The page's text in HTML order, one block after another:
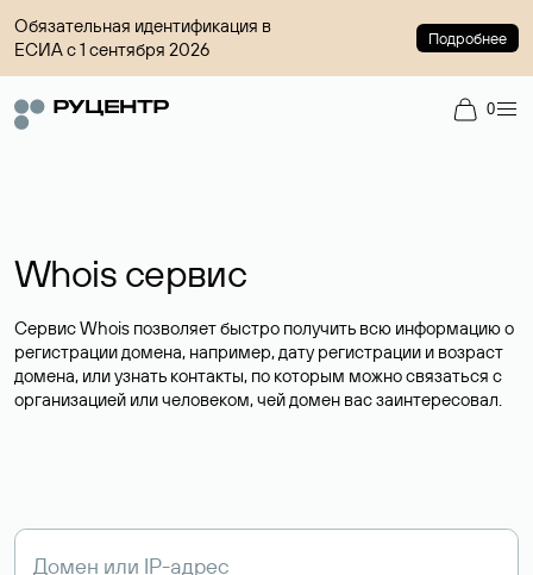
Обязательная идентификация в
ЕСИА с 1 сентября 2026
Подробнее
0
Whois сервис
Сервис Whois позволяет быстро получить всю информацию о
регистрации домена, например, дату регистрации и возраст
домена, или узнать контакты, по которым можно связаться с
организацией или человеком, чей домен вас заинтересовал.